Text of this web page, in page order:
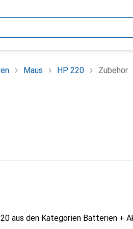
Maus HP 220 Zubehör
aus den Kategorien Batterien +